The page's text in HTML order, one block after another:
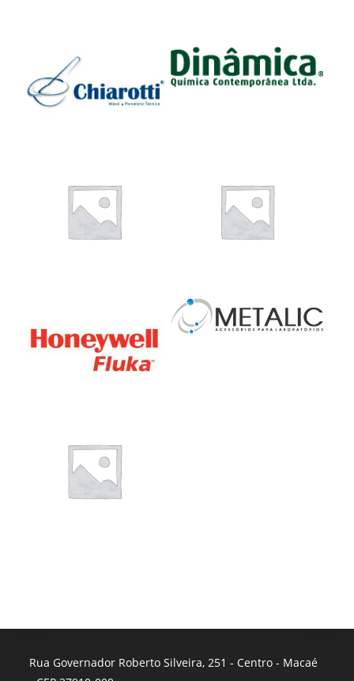
Rua Governador Roberto Silveira, 251 - Centro - Macaé